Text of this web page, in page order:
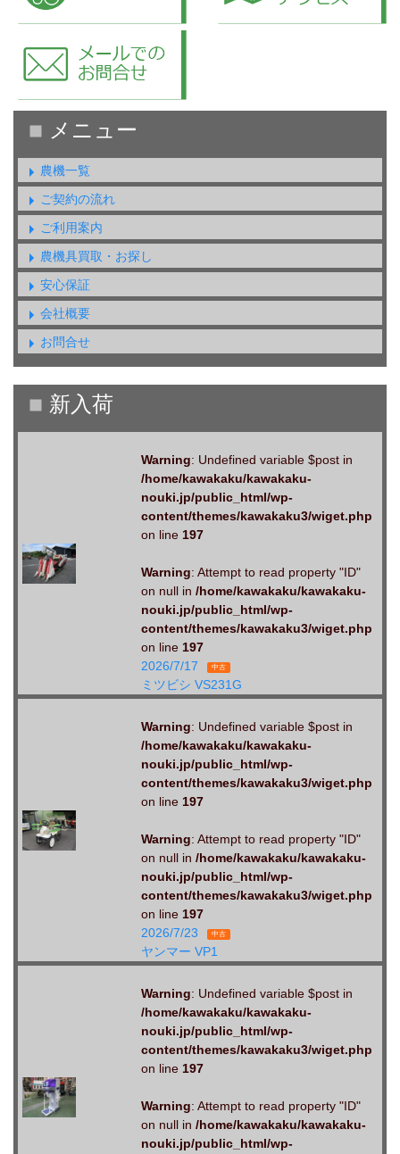
農機一覧
ご契約の流れ
ご利用案内
農機具買取・お探し
安心保証
会社概要
お問合せ
Warning: Undefined variable $post in
/home/kawakaku/kawakaku-
nouki.jp/public_html/wp-
content/themes/kawakaku3/wiget.php
on line 197
Warning: Attempt to read property "ID"
on null in /home/kawakaku/kawakaku-
nouki.jp/public_html/wp-
content/themes/kawakaku3/wiget.php
on line 197
2026/7/17
中古
ミツビシ VS231G
Warning: Undefined variable $post in
/home/kawakaku/kawakaku-
nouki.jp/public_html/wp-
content/themes/kawakaku3/wiget.php
on line 197
Warning: Attempt to read property "ID"
on null in /home/kawakaku/kawakaku-
nouki.jp/public_html/wp-
content/themes/kawakaku3/wiget.php
on line 197
2026/7/23
中古
ヤンマー VP1
Warning: Undefined variable $post in
/home/kawakaku/kawakaku-
nouki.jp/public_html/wp-
content/themes/kawakaku3/wiget.php
on line 197
Warning: Attempt to read property "ID"
on null in /home/kawakaku/kawakaku-
nouki.jp/public_html/wp-